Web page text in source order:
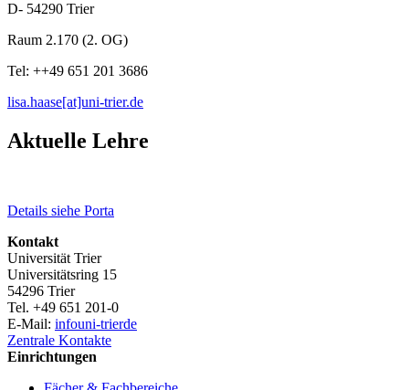
D- 54290 Trier
Raum 2.170 (2. OG)
Tel: ++49 651 201 3686
lisa.haase[at]uni-trier.de
Aktuelle Lehre
Details siehe Porta
Kontakt
Universität Trier
Universitätsring 15
54296 Trier
Tel. +49 651 201-0
E-Mail: infouni-trierde
Zentrale Kontakte
Einrichtungen